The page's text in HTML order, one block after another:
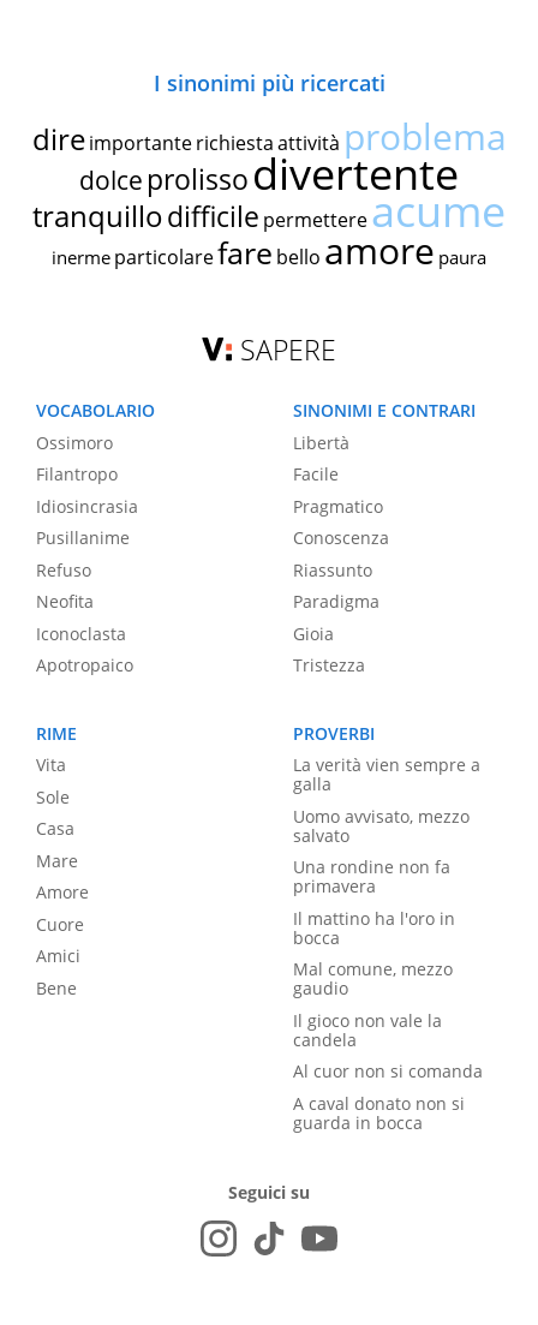
I sinonimi più ricercati
dire importante richiestaattività problema
dolce prolissodivertente
tranquillodifficile permettereacume
inerme particolarefare bello amore paura
SAPERE
VOCABOLARIO
Ossimoro
Filantropo
Idiosincrasia
Pusillanime
Refuso
Neofita
Iconoclasta
Apotropaico
SINONIMI E CONTRARI
Libertà
Facile
Pragmatico
Conoscenza
Riassunto
Paradigma
Gioia
Tristezza
RIME
Vita
Sole
Casa
Mare
Amore
Cuore
Amici
Bene
PROVERBI
La verità vien sempre a
galla
Uomo avvisato, mezzo
salvato
Una rondine non fa
primavera
Il mattino ha l'oro in
bocca
Mal comune, mezzo
gaudio
Il gioco non vale la
candela
Al cuor non si comanda
A caval donato non si
guarda in bocca
Seguici su